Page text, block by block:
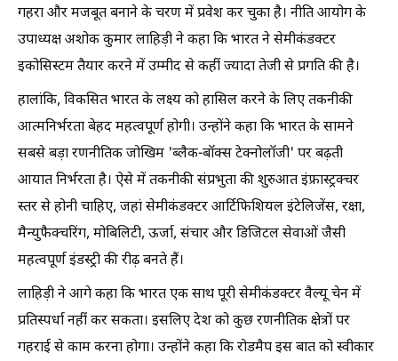
गहरा और मजबूत बनाने के चरण में प्रवेश कर चुका है। नीति आयोग के
उपाध्यक्ष अशोक कुमार लाहिड़ी ने कहा कि भारत ने सेमीकंडक्टर
इकोसिस्टम तैयार करने में उम्मीद से कहीं ज्यादा तेजी से प्रगति की है।
हालांकि, विकसित भारत के लक्ष्य को हासिल करने के लिए तकनीकी
आत्मनिर्भरता बेहद महत्वपूर्ण होगी। उन्होंने कहा कि भारत के सामने
सबसे बड़ा रणनीतिक जोखिम 'ब्लैक-बॉक्स टेक्नोलॉजी' पर बढ़ती
आयात निर्भरता है। ऐसे में तकनीकी संप्रभुता की शुरुआत इंफ्रास्ट्रक्चर
स्तर से होनी चाहिए, जहां सेमीकंडक्टर आर्टिफिशियल इंटेलिजेंस, रक्षा,
मैन्युफैक्चरिंग, मोबिलिटी, ऊर्जा, संचार और डिजिटल सेवाओं जैसी
महत्वपूर्ण इंडस्ट्री की रीढ़ बनते हैं।
लाहिड़ी ने आगे कहा कि भारत एक साथ पूरी सेमीकंडक्टर वैल्यू चेन में
प्रतिस्पर्धा नहीं कर सकता। इसलिए देश को कुछ रणनीतिक क्षेत्रों पर
गहराई से काम करना होगा। उन्होंने कहा कि रोडमैप इस बात को स्वीकार